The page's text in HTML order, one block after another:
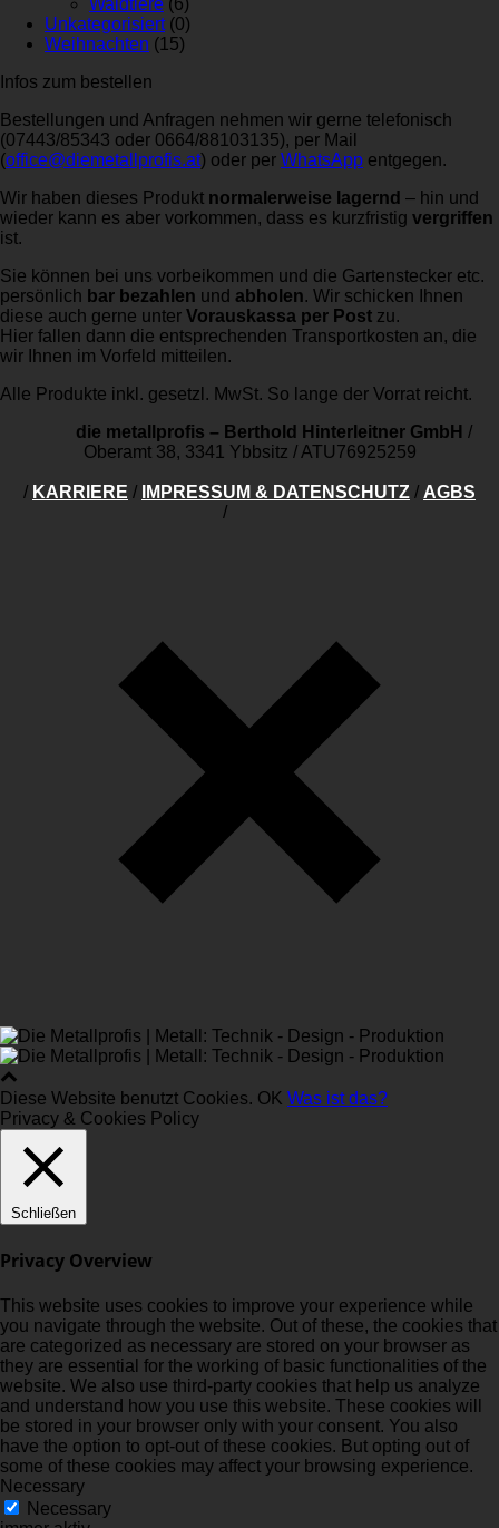
Unkategorisiert (0)
Weihnachten (15)
Infos zum bestellen
Bestellungen und Anfragen nehmen wir gerne telefonisch
(07443/85343 oder 0664/88103135), per Mail
(office@diemetallprofis.at) oder per WhatsApp entgegen.
Wir haben dieses Produkt normalerweise lagernd – hin und
wieder kann es aber vorkommen, dass es kurzfristig vergriffen
ist.
Sie können bei uns vorbeikommen und die Gartenstecker etc.
persönlich bar bezahlen und abholen. Wir schicken Ihnen
diese auch gerne unter Vorauskassa per Post zu.
Hier fallen dann die entsprechenden Transportkosten an, die
wir Ihnen im Vorfeld mitteilen.
Alle Produkte inkl. gesetzl. MwSt. So lange der Vorrat reicht.
die metallprofis – Berthold Hinterleitner GmbH /
Oberamt 38, 3341 Ybbsitz /ATU76925259
/ KARRIERE / IMPRESSUM & DATENSCHUTZ / AGBS
/
Diese Website benutzt Cookies. OK Was ist das?
Privacy & Cookies Policy
Schließen
Privacy Overview
This website uses cookies to improve your experience while
you navigate through the website. Out of these, the cookies that
are categorized as necessary are stored on your browser as
they are essential for the working of basic functionalities of the
website. We also use third-party cookies that help us analyze
and understand how you use this website. These cookies will
be stored in your browser only with your consent. You also
have the option to opt-out of these cookies. But opting out of
some of these cookies may affect your browsing experience.
Necessary
Necessary